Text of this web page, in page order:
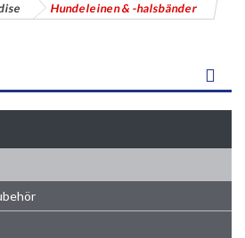
Hundeleinen & -halsbänder